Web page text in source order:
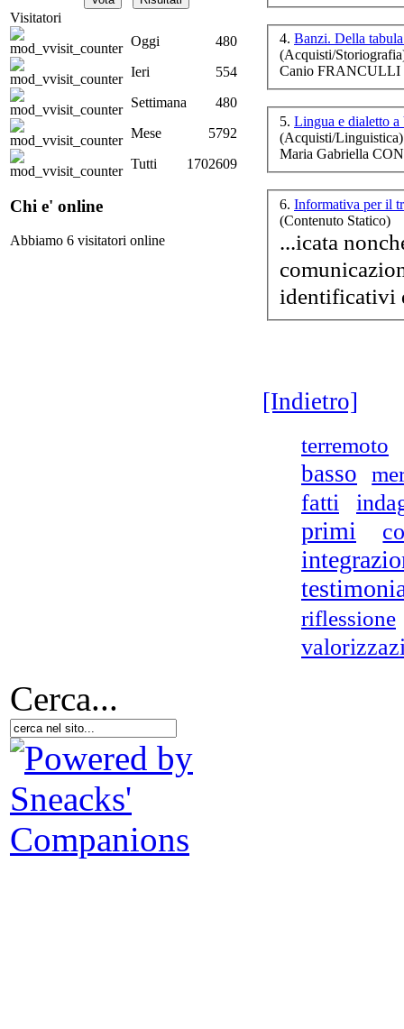
di
Il
Visitatori
Oggi
480
Ieri
554
Settimana
480
Mese
5792
Tutti
1702609
Chi e' online
Abbiamo 6 visitatori online
4. Banzi. Della
(Acquisti/
Canio FRANCULLI
5. Lingua e dialetto
(Acquisti/Linguistica)
Maria Gabriella
6. Informativa per il
(Contenuto Statico)
...icata nonché: 1. la conferma dell'esistenza
identificativi
[Indietro]
terremoto
basso
fatti
primi
riflessione
Cerca...